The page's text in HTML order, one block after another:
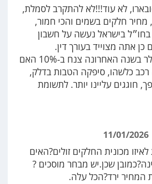
לא עוד!!!לא להתקרב לסמלת,
חלקים בשמים והכי חמור,
בישראל נעשה על חשבון
אתה מצוייד בעורך דין.
להזכירכם הדולר בשנה האחרונה צנח ב-10% האם
רכב כלשהו, סיפקה הטבות בדלק,
חוגגים עליינו יותר. לתשומת
מכונית החלקים זולים?האים
שכן.יש מבחר מוסכים ?
המחיר ירד?הכל עלה.